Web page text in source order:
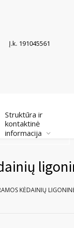
Į.k. 191045561
Struktūra ir
kontaktinė
informacija
KĖDAINIŲ